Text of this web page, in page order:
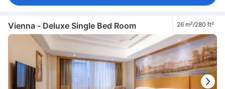
Vienna - Deluxe Single Bed Room 26 m²/280 ft²